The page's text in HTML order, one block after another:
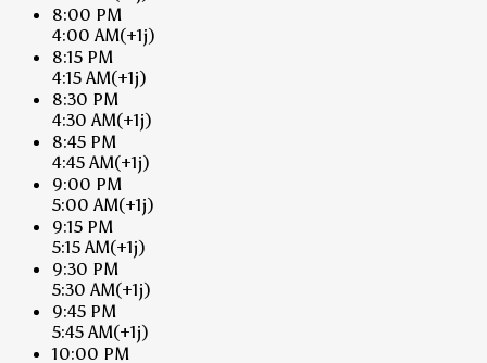
8:00 PM
4:00 AM(+1j)
8:15 PM
4:15 AM(+1j)
8:30 PM
4:30 AM(+1j)
8:45 PM
4:45 AM(+1j)
9:00 PM
5:00 AM(+1j)
9:15 PM
5:15 AM(+1j)
9:30 PM
5:30 AM(+1j)
9:45 PM
5:45 AM(+1j)
10:00 PM